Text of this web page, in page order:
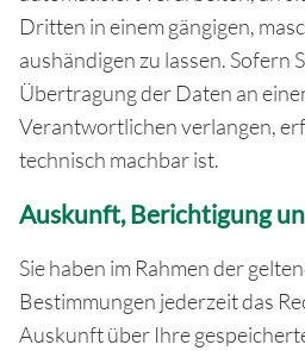
Dritten in einem gängigen,
aushändigen zu lassen. Sofern
Übertragung der Daten an
Verantwortlichen verlangen,
technisch machbar ist.
Auskunft, Berichtigung
Sie haben im Rahmen der
Bestimmungen jederzeit das
Auskunft über Ihre